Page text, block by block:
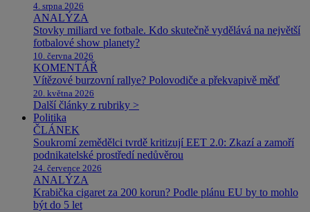
4. srpna 2026
ANALÝZA
Stovky miliard ve fotbale. Kdo skutečně vydělává na největší
fotbalové show planety?
10. června 2026
KOMENTÁŘ
Vítězové burzovní rallye? Polovodiče a překvapivě měď
20. května 2026
Další články z rubriky >
Politika
ČLÁNEK
Soukromí zemědělci tvrdě kritizují EET 2.0: Zkazí a zamoří
podnikatelské prostředí nedůvěrou
24. července 2026
ANALÝZA
Krabička cigaret za 200 korun? Podle plánu EU by to mohlo
být do 5 let